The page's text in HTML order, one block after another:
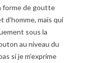
forme de goutte
d’homme, mais qui
sous la
au niveau du
si je m’exprime